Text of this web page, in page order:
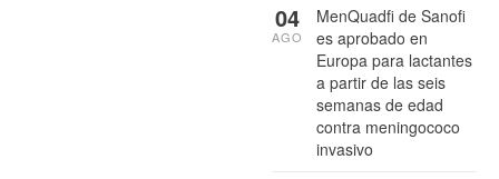
MenQuadfi de Sanofi
es aprobado en
Europa para lactantes
a partir de las seis
semanas de edad
contra meningococo
invasivo
04
AGO